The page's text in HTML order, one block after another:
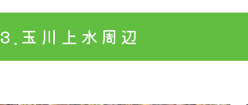
3.玉川上水周辺